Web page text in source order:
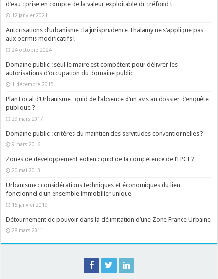
d’eau : prise en compte de la valeur exploitable du tréfond !
12 janvier 2021
Autorisations d’urbanisme : la jurisprudence Thalamy ne s’applique pas
aux permis modificatifs !
24 octobre 2024
Domaine public : seul le maire est compétent pour délivrer les
autorisations d’occupation du domaine public
1 décembre 2015
Plan Local d’Urbanisme : quid de l’absence d’un avis au dossier d’enquête
publique ?
29 mars 2017
Domaine public : critères du maintien des servitudes conventionnelles ?
9 mars 2016
Zones de développement éolien : quid de la compétence de l’EPCI ?
20 mai 2013
Urbanisme : considérations techniques et économiques du lien
fonctionnel d’un ensemble immobilier unique
15 janvier 2019
Détournement de pouvoir dans la délimitation d’une Zone France Urbaine
28 mars 2011